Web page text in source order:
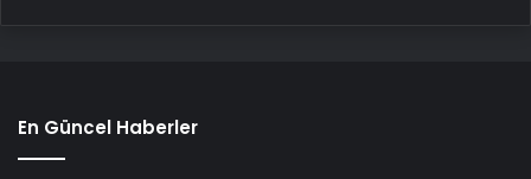
En Güncel Haberler